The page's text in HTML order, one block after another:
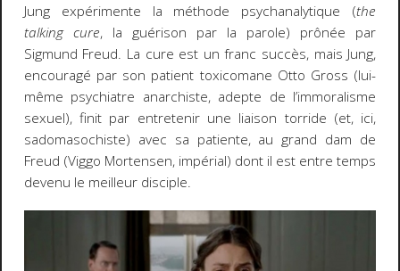
Jung expérimente la méthode psychanalytique (the
talking cure, la guérison par la parole) prônée par
Sigmund Freud. La cure est un franc succès, mais Jung,
encouragé par son patient toxicomane Otto Gross (lui-
même psychiatre anarchiste, adepte de l’immoralisme
sexuel), finit par entretenir une liaison torride (et, ici,
sadomasochiste) avec sa patiente, au grand dam de
Freud (Viggo Mortensen, impérial) dont il est entre temps
devenu le meilleur disciple.